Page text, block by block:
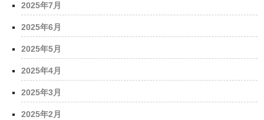
2025年7月
2025年6月
2025年5月
2025年4月
2025年3月
2025年2月